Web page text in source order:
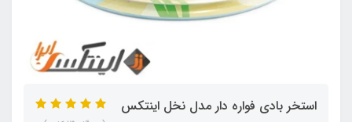
استخر بادی فواره دار مدل نخل اینتکس